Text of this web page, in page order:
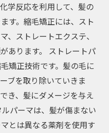
学反応を利用して、髪の
す。縮毛矯正には、スト
、ストレートエクステ、
あります。 ストレートパ
矯正技術です。髪の毛に
ブを取り除いていきま
き、髪にダメージを与え
パーマは、髪が傷まない
とは異なる薬剤を使用す